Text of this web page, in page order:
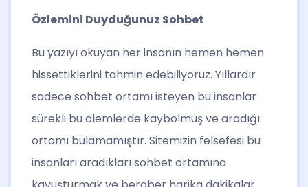
Özlemini Duyduğunuz Sohbet
Bu yazıyı okuyan her insanın hemen hemen
hissettiklerini tahmin edebiliyoruz. Yıllardır
sadece sohbet ortamı isteyen bu insanlar
sürekli bu alemlerde kaybolmuş ve aradığı
ortamı bulamamıştır. Sitemizin felsefesi bu
insanları aradıkları sohbet ortamına